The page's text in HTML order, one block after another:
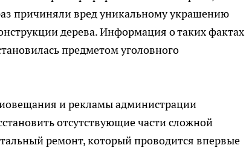
причиняли вред уникальному украшению
дерева. Информация о таких фактах
предметом уголовного
и рекламы администрации
отсутствующие части сложной
ремонт, который проводится впервые